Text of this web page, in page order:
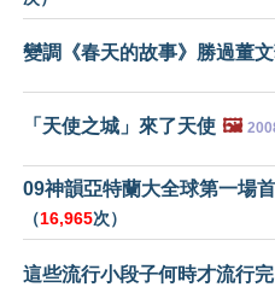
變調《春天的故事》勝過董
「天使之城」來了天使 🖼️
09神韻亞特蘭大全球第一場
（16,965次）
這些流行小段子何時才流行完